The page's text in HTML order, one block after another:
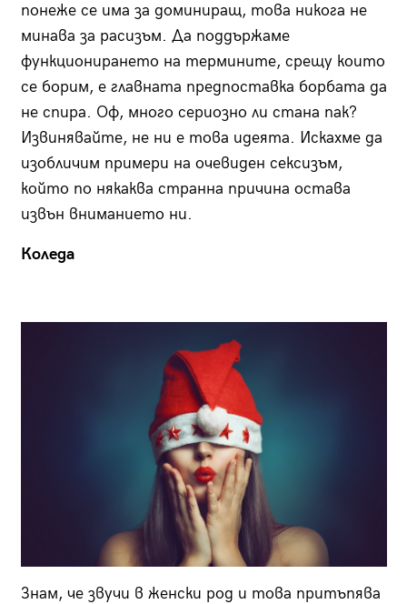
понеже се има за доминиращ, това никога не
минава за расизъм. Да поддържаме
функционирането на термините, срещу които
се борим, е главната предпоставка борбата да
не спира. Оф, много сериозно ли стана пак?
Извинявайте, не ни е това идеята. Искахме да
изобличим примери на очевиден сексизъм,
който по някаква странна причина остава
извън вниманието ни.
Коледа
Знам, че звучи в женски род и това притъпява